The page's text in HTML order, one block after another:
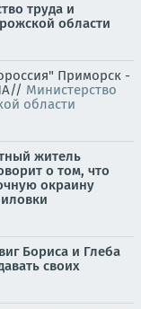
труда и
области
Приморск -
Министерство
области
житель
о том, что
окраину
Бориса и Глеба
своих